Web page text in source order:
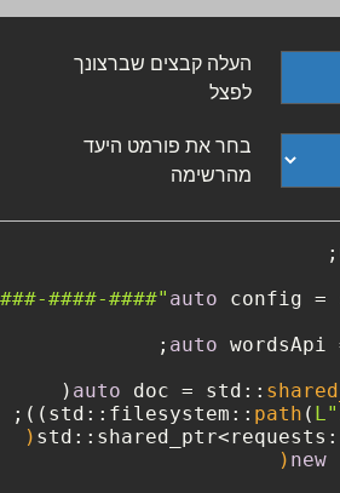
העלה קבצים שברצונך
לפצל
בחר את פורמט היעד
מהרשימה
auto config =
auto
auto doc = std::
path (
new